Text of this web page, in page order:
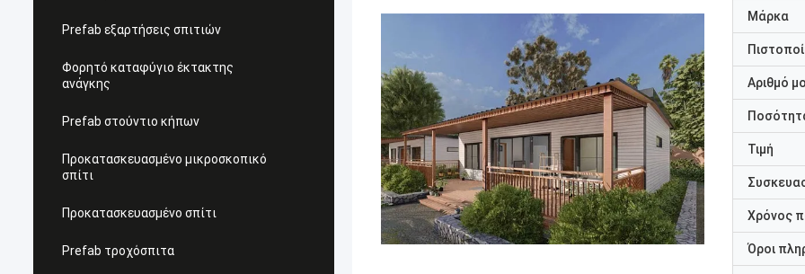
Prefab εξαρτήσεις σπιτιών
Φορητό καταφύγιο έκτακτης
ανάγκης
Prefab στούντιο κήπων
Προκατασκευασμένο μικροσκοπικό
σπίτι
Προκατασκευασμένο σπίτι
Prefab τροχόσπιτα
Μάρκα
Αριθμό
Τιμή
Χρόνος
Όροι